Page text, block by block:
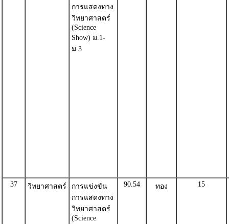
การแสดงทาง
วิทยาศาสตร์
(Science
Show) ม.1-
ม.3
37 วิทยาศาสตร์
การแข่งขัน
การแสดงทาง
วิทยาศาสตร์
(Science
90.54 ทอง 15